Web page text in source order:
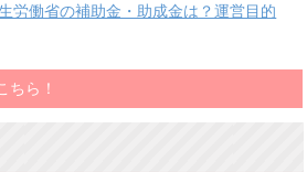
労働省の補助金・助成金は？運営目的
ちら！